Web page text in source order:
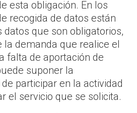
esta obligación. En los
recogida de datos están
datos que son obligatorios,
la demanda que realice el
falta de aportación de
suponer la
participar en la actividad
el servicio que se solicita.